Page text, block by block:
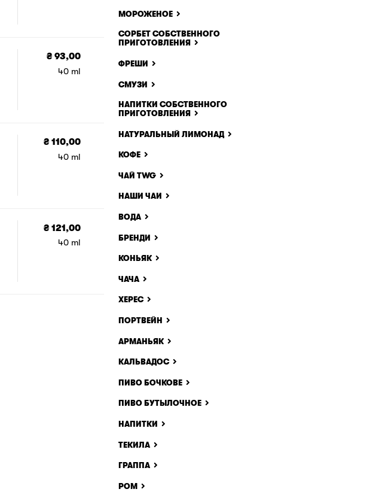
₴ 93,00
40 ml
₴ 110,00
40 ml
₴ 121,00
40 ml
МОРОЖЕНОЕ
СОРБЕТ СОБСТВЕННОГО
ПРИГОТОВЛЕНИЯ
ФРЕШИ
СМУЗИ
НАПИТКИ СОБСТВЕННОГО
ПРИГОТОВЛЕНИЯ
НАТУРАЛЬНЫЙ ЛИМОНАД
КОФЕ
ЧАЙ TWG
НАШИ ЧАИ
ВОДА
БРЕНДИ
КОНЬЯК
ЧАЧА
ХЕРЕС
ПОРТВЕЙН
АРМАНЬЯК
КАЛЬВАДОС
ПИВО БОЧКОВЕ
ПИВО БУТЫЛОЧНОЕ
НАПИТКИ
ТЕКИЛА
ГРАППА
РОМ
x
добавить ещё одно
удалить